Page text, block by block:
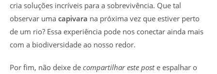
cria soluções incríveis para a sobrevivência. Que tal
observar uma capivara na próxima vez que estiver perto
de um rio? Essa experiência pode nos conectar ainda mais
com a biodiversidade ao nosso redor.
Por fim, não deixe de compartilhar este poste espalhar o